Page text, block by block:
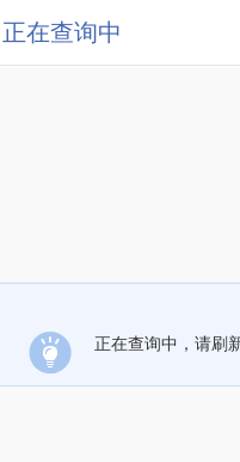
正在查询中
正在查询中，请刷